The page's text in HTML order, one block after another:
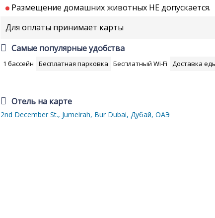
Размещение домашних животных НЕ допускается.
Для оплаты принимает карты
Самые популярные удобства
1 бассейн Бесплатная парковка Бесплатный Wi-Fi Доставка
Отель на карте
2nd December St., Jumeirah, Bur Dubai, Дубай, ОАЭ